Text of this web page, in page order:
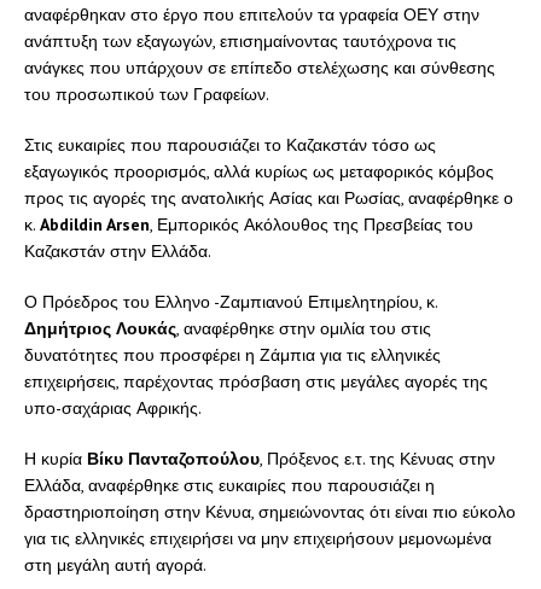
αναφέρθηκαν στο έργο που επιτελούν τα γραφεία ΟΕΥ στην
ανάπτυξη των εξαγωγών, επισημαίνοντας ταυτόχρονα τις
ανάγκες που υπάρχουν σε επίπεδο στελέχωσης και σύνθεσης
του προσωπικού των Γραφείων.
Στις ευκαιρίες που παρουσιάζει το Καζακστάν τόσο ως
εξαγωγικός προορισμός, αλλά κυρίως ως μεταφορικός κόμβος
προς τις αγορές της ανατολικής Ασίας και Ρωσίας, αναφέρθηκε ο
κ. Abdildin Arsen , Εμπορικός Ακόλουθος της Πρεσβείας του
Καζακστάν στην Ελλάδα.
Ο Πρόεδρος του Ελληνο -Ζαμπιανού Επιμελητηρίου, κ.
Δημήτριος Λουκάς , αναφέρθηκε στην ομιλία του στις
δυνατότητες που προσφέρει η Ζάμπια για τις ελληνικές
επιχειρήσεις, παρέχοντας πρόσβαση στις μεγάλες αγορές της
υπο-σαχάριας Αφρικής.
Η κυρία Βίκυ Πανταζοπούλου , Πρόξενος ε.τ. της Κένυας στην
Ελλάδα, αναφέρθηκε στις ευκαιρίες που παρουσιάζει η
δραστηριοποίηση στην Κένυα, σημειώνοντας ότι είναι πιο εύκολο
για τις ελληνικές επιχειρήσει να μην επιχειρήσουν μεμονωμένα
στη μεγάλη αυτή αγορά.